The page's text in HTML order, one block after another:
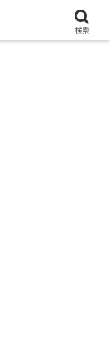
万PV）
検索